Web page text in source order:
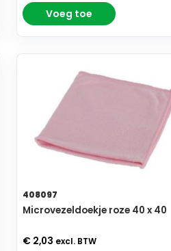
Voeg toe
408097
Microvezeldoekje roze 40 x 40
€ 2,03 excl. BTW